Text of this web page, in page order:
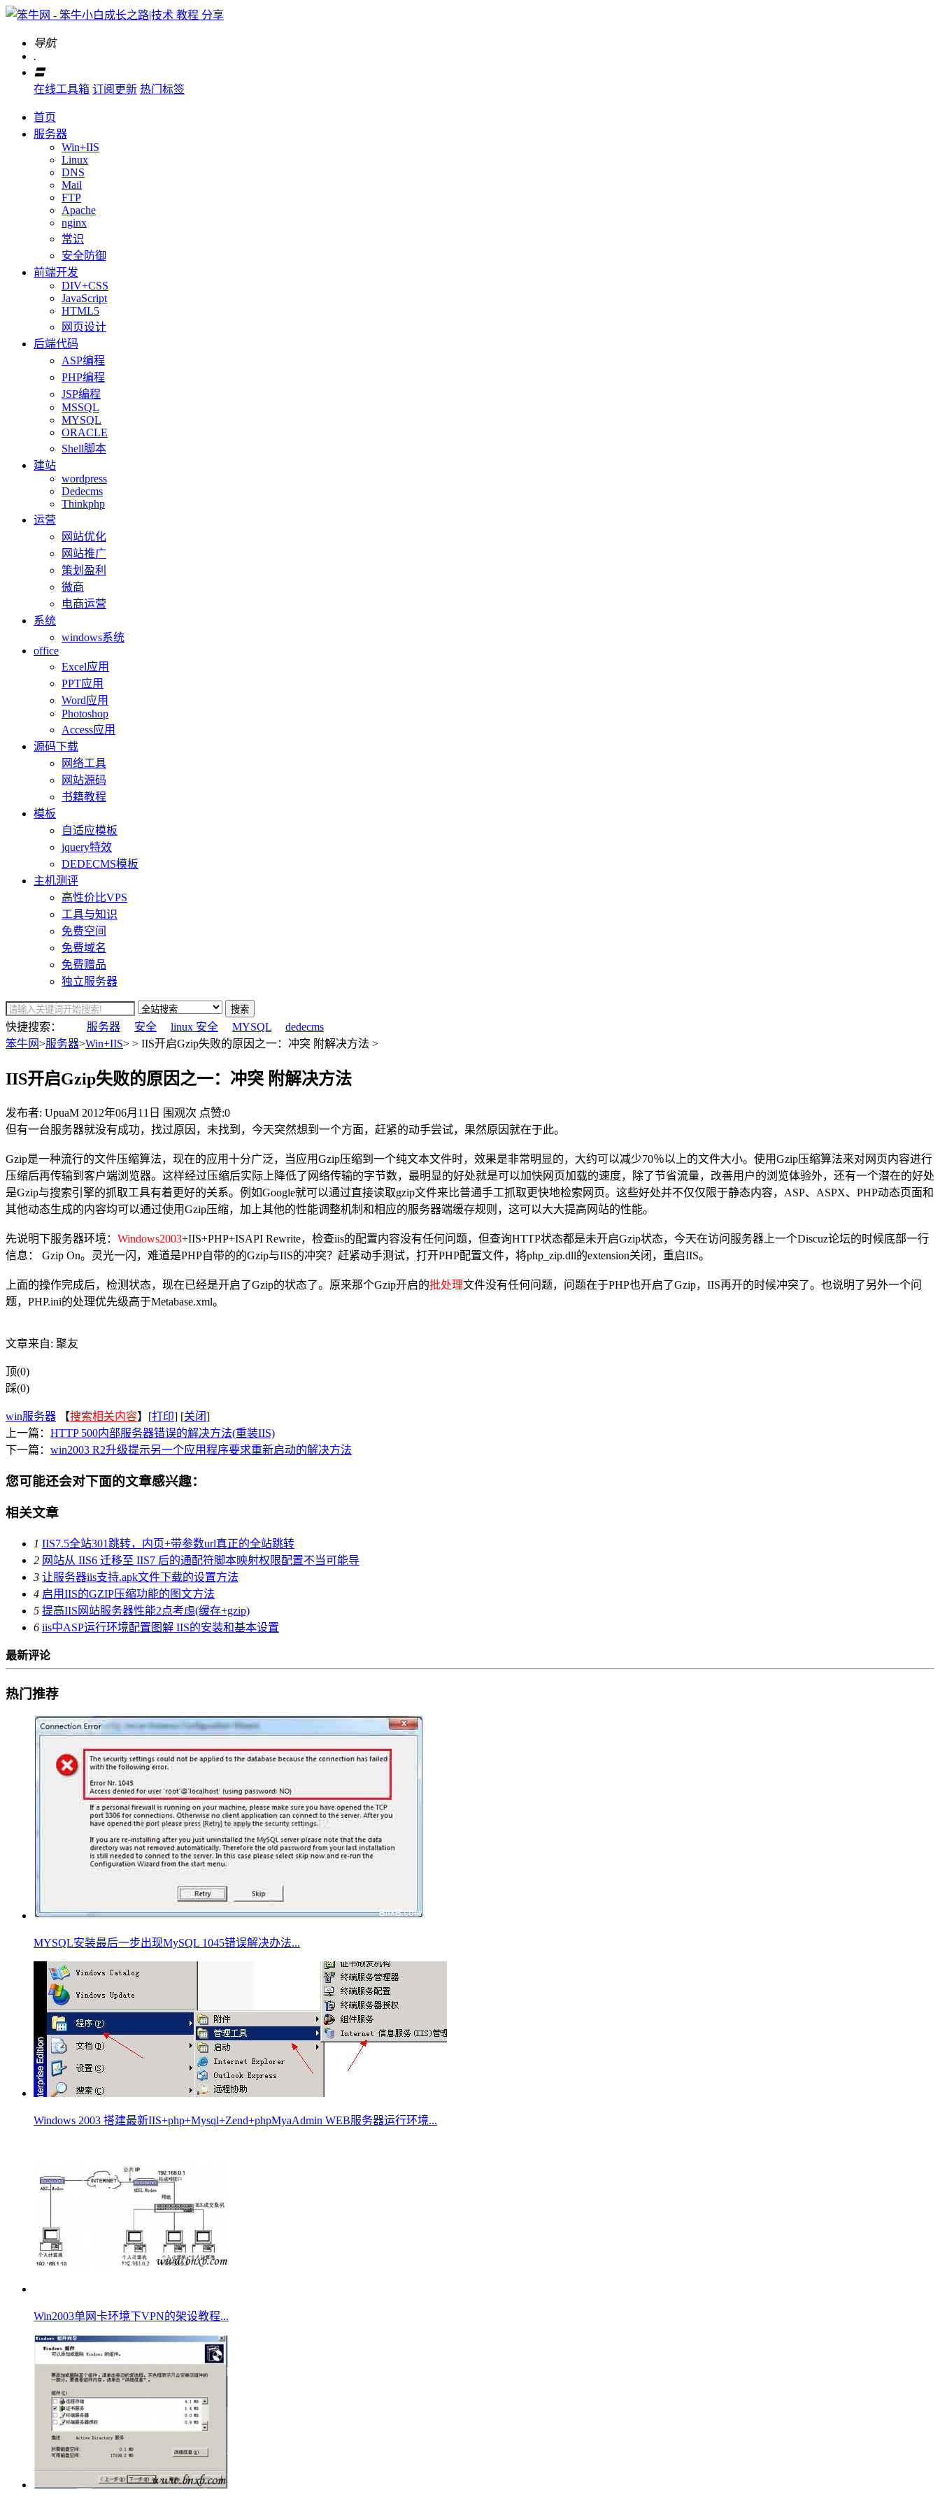
导航
.
〓
在线工具箱 订阅更新 热门标签
首页
服务器
Win+IIS
Linux
DNS
Mail
FTP
Apache
nginx
常识
安全防御
前端开发
DIV+CSS
JavaScript
HTML5
网页设计
后端代码
ASP编程
PHP编程
JSP编程
MSSQL
MYSQL
ORACLE
Shell脚本
建站
wordpress
Dedecms
Thinkphp
运营
网站优化
网站推广
策划盈利
微商
电商运营
系统
windows系统
office
Excel应用
PPT应用
Word应用
Photoshop
Access应用
源码下载
网络工具
网站源码
书籍教程
模板
自适应模板
jquery特效
DEDECMS模板
主机测评
高性价比VPS
工具与知识
免费空间
免费域名
免费赠品
独立服务器
搜索
快捷搜索： 服务器 安全 linux 安全 MYSQL
dedecms
笨牛网>服务器>Win+IIS> > IIS开启Gzip失败的原因之一：冲突 附解决方法 >
IIS开启Gzip失败的原因之一：冲突 附解决方法
发布者: UpuaM 2012年06月11日 围观次 点赞:0
但有一台服务器就没有成功，找过原因，未找到，今天突然想到一个方面，赶紧的动手尝试，果然原因就在于此。
Gzip是一种流行的文件压缩算法，现在的应用十分广泛，当应用Gzip压缩到一个纯文本文件时，效果是非常明显的，大约可以减少70％以上的文件大小。使用Gzip压缩算法来对网页内容进行
压缩后再传输到客户端浏览器。这样经过压缩后实际上降低了网络传输的字节数，最明显的好处就是可以加快网页加载的速度，除了节省流量，改善用户的浏览体验外，还有一个潜在的好处
是Gzip与搜索引擎的抓取工具有着更好的关系。例如Google就可以通过直接读取gzip文件来比普通手工抓取更快地检索网页。这些好处并不仅仅限于静态内容，ASP、ASPX、PHP动态页面和
其他动态生成的内容均可以通过使用Gzip压缩，加上其他的性能调整机制和相应的服务器端缓存规则，这可以大大提高网站的性能。
先说明下服务器环境： Windows2003+IIS+PHP+ISAPI Rewrite，检查iis的配置内容没有任何问题，但查询HTTP状态都是未开启Gzip状态，今天在访问服务器上一个Discuz论坛的时候底部一行
信息： Gzip On。灵光一闪，难道是PHP自带的的Gzip与IIS的冲突？赶紧动手测试，打开PHP配置文件，将php_zip.dll的extension关闭，重启IIS。
上面的操作完成后，检测状态，现在已经是开启了Gzip的状态了。原来那个Gzip开启的批处理文件没有任何问题，问题在于PHP也开启了Gzip，IIS再开的时候冲突了。也说明了另外一个问
题，PHP.ini的处理优先级高于Metabase.xml。
文章来自: 聚友
顶(0)
踩(0)
win服务器 【搜索相关内容】[打印] [关闭]
上一篇： HTTP 500内部服务器错误的解决方法(重装IIS)
下一篇： win2003 R2升级提示另一个应用程序要求重新启动的解决方法
您可能还会对下面的文章感兴趣：
相关文章
1 IIS7.5全站301跳转，内页+带参数url真正的全站跳转
2 网站从 IIS6 迁移至 IIS7 后的通配符脚本映射权限配置不当可能导
3 让服务器iis支持.apk文件下载的设置方法
4 启用IIS的GZIP压缩功能的图文方法
5 提高IIS网站服务器性能2点考虑(缓存+gzip)
6 iis中ASP运行环境配置图解 IIS的安装和基本设置
最新评论
热门推荐
MYSQL安装最后一步出现MySQL 1045错误解决办法...
Windows 2003 搭建最新IIS+php+Mysql+Zend+phpMyaAdmin WEB服务器运行环境...
Win2003单网卡环境下VPN的架设教程...